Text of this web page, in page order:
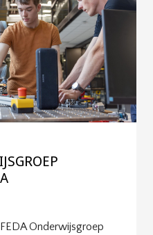
Onderwijsgroep